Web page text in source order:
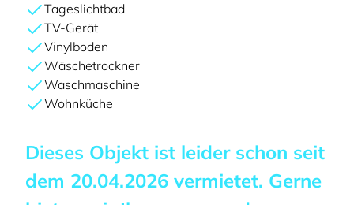
Tageslichtbad
TV-Gerät
Vinylboden
Wäschetrockner
Waschmaschine
Wohnküche
Dieses Objekt ist leider schon seit
dem 20.04.2026 vermietet. Gerne